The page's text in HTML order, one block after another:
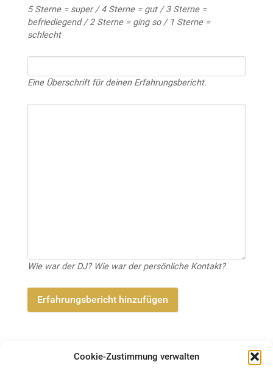
Cookie-Zustimmung verwalten
5 Sterne = super / 4 Sterne = gut / 3 Sterne =
befriediegend / 2 Sterne = ging so / 1 Sterne =
schlecht
Eine Überschrift für deinen Erfahrungsbericht.
Wie war der DJ? Wie war der persönliche Kontakt?